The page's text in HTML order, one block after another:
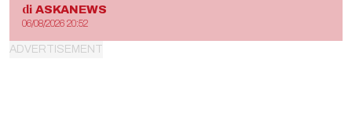
di ASKANEWS
06/08/2026 20:52